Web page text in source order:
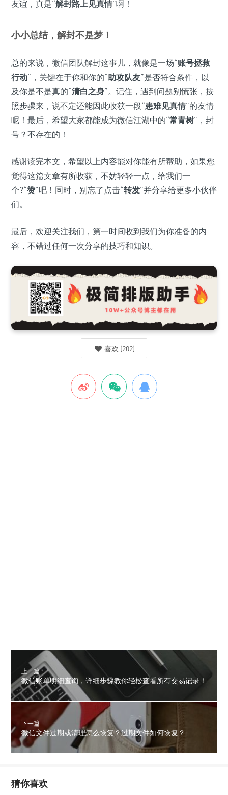
友谊，真是“解封路上见真情”啊！
小小总结，解封不是梦！
总的来说，微信团队解封这事儿，就像是一场“账号拯救
行动”，关键在于你和你的“助攻队友”是否符合条件，以
及你是不是真的“清白之身”。记住，遇到问题别慌张，按
照步骤来，说不定还能因此收获一段“患难见真情”的友情
呢！最后，希望大家都能成为微信江湖中的“常青树”，封
号？不存在的！
感谢读完本文，希望以上内容能对你能有所帮助，如果您
觉得这篇文章有所收获，不妨轻轻一点，给我们一
个?“赞”吧！同时，别忘了点击“转发”并分享给更多小伙伴
们。
最后，欢迎关注我们，第一时间收到我们为你准备的内
容，不错过任何一次分享的技巧和知识。
喜欢 (202)
上一篇
微信账单明细查询，详细步骤教你轻松查看所有交易记录！
下一篇
微信文件过期或清理怎么恢复？过期文件如何恢复？
猜你喜欢